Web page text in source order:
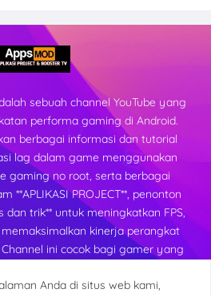
sebuah channel YouTube yang
performa gaming di Android.
berbagai informasi dan tutorial
lag dalam game menggunakan
gaming no root, serta berbagai
**APLIKASI PROJECT**, penonton
dan trik** untuk meningkatkan FPS,
kinerja perangkat
ini cocok bagi gamer yang
perangkat Android.
Anda di situs web kami,